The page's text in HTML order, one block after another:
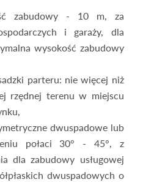
zabudowy - 10 m, za
i garaży, dla
wysokość zabudowy
parteru: nie więcej niż
rzędnej terenu w miejscu
dwuspadowe lub
połaci 30° - 45°, z
dla zabudowy usługowej
dwuspadowych o